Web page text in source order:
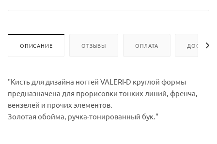
ОПИСАНИЕ ОТЗЫВЫ ОПЛАТА
"Кисть для дизайна ногтей VALERI-D круглой формы
предназначена для прорисовки тонких линий, френча,
вензелей и прочих элементов.
Золотая обойма, ручка-тонированный бук."